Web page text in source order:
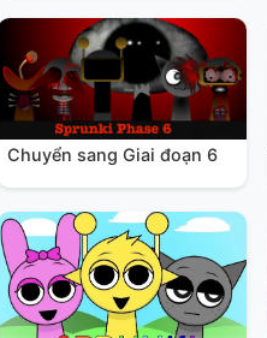
Chuyển sang Giai đoạn 6